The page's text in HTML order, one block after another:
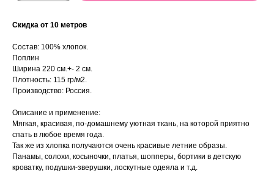
Скидка от 10 метров
Состав: 100% хлопок.
Поплин
Ширина 220 см.+- 2 см.
Плотность: 115 гр/м2.
Производство: Россия.
Описание и применение:
Мягкая, красивая, по-домашнему уютная ткань, на которой приятно
спать в любое время года.
Так же из хлопка получаются очень красивые летние образы.
Панамы, солохи, косыночки, платья, шопперы, бортики в детскую
кроватку, подушки-зверушки, лоскутные одеяла и т.д.